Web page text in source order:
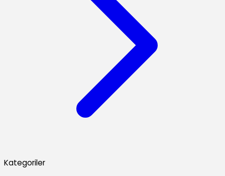
Kategoriler